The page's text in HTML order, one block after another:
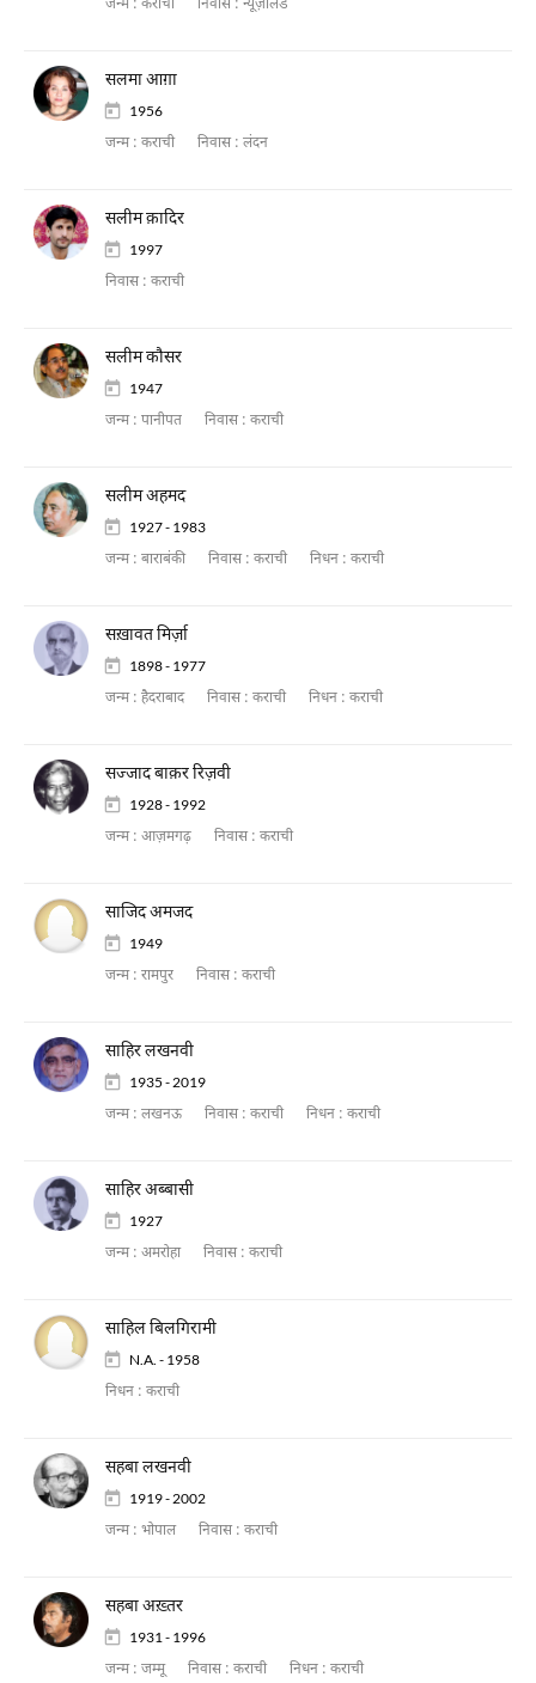
जन्म : कराची निवास : न्यूज़ीलैंड
सलमा आग़ा
1956
जन्म : कराची निवास : लंदन
सलीम क़ादिर
1997
निवास : कराची
सलीम कौसर
1947
जन्म : पानीपत निवास : कराची
सलीम अहमद
1927 - 1983
जन्म : बाराबंकी निवास : कराची निधन : कराची
सख़ावत मिर्ज़ा
1898 - 1977
जन्म : हैदराबाद निवास : कराची निधन : कराची
सज्जाद बाक़र रिज़वी
1928 - 1992
जन्म : आज़मगढ़ निवास : कराची
साजिद अमजद
1949
जन्म : रामपुर निवास : कराची
साहिर लखनवी
1935 - 2019
जन्म : लखनऊ निवास : कराची निधन : कराची
साहिर अब्बासी
1927
जन्म : अमरोहा निवास : कराची
साहिल बिलगिरामी
N.A. - 1958
निधन : कराची
सहबा लखनवी
1919 - 2002
जन्म : भोपाल निवास : कराची
सहबा अख़्तर
1931 - 1996
जन्म : जम्मू निवास : कराची निधन : कराची